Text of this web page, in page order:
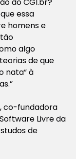
essa
homens e
algo
de que
nata” à
co-fundadora
Livre da
de